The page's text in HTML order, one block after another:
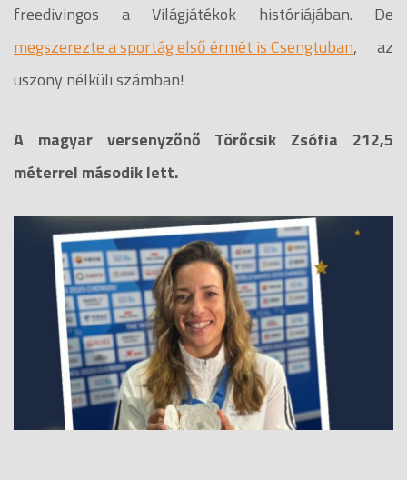
freedivingos a Világjátékok históriájában. De
megszerezte a sportág első érmét is Csengtuban, az
uszony nélküli számban!
A magyar versenyzőnő Törőcsik Zsófia 212,5
méterrel második lett.